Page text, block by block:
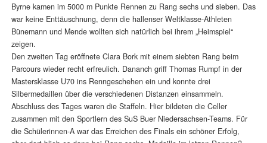
Byrne kamen im 5000 m Punkte Rennen zu Rang sechs und sieben. Das
war keine Enttäuschnung, denn die hallenser Weltklasse-Athleten
Bünemann und Mende wollten sich natürlich bei ihrem „Heimspiel“
zeigen.
Den zweiten Tag eröffnete Clara Bork mit einem siebten Rang beim
Parcours wieder recht erfreulich. Dananch griff Thomas Rumpf in der
Mastersklasse U70 ins Renngeschehen ein und konnte drei
Silbermedaillen über die verschiedenen Distanzen einsammeln.
Abschluss des Tages waren die Staffeln. Hier bildeten die Celler
zusammen mit den Sportlern des SuS Buer Niedersachsen-Teams. Für
die Schülerinnen-A war das Erreichen des Finals ein schöner Erfolg,